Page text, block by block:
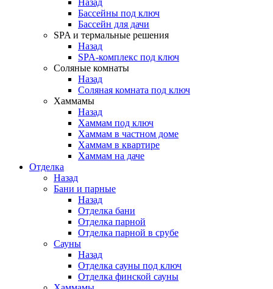
Назад
Бассейны под ключ
Бассейн для дачи
SPA и термальные решения
Назад
SPA-комплекс под ключ
Соляные комнаты
Назад
Соляная комната под ключ
Хаммамы
Назад
Хаммам под ключ
Хаммам в частном доме
Хаммам в квартире
Хаммам на даче
Отделка
Назад
Бани и парные
Назад
Отделка бани
Отделка парной
Отделка парной в срубе
Сауны
Назад
Отделка сауны под ключ
Отделка финской сауны